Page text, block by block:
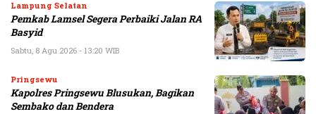
Lampung Selatan
Pemkab Lamsel Segera Perbaiki Jalan RA
Basyid
Sabtu, 8 Agu 2026 - 13:20 WIB
Pringsewu
Kapolres Pringsewu Blusukan, Bagikan
Sembako dan Bendera